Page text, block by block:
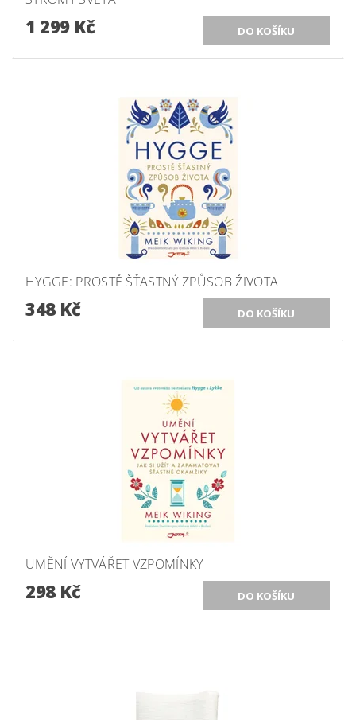
1 299 Kč
HYGGE: PROSTĚ ŠŤASTNÝ ZPŮSOB ŽIVOTA
348 Kč
UMĚNÍ VYTVÁŘET VZPOMÍNKY
298 Kč